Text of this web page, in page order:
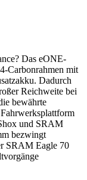
Das eONE-
Carbonrahmen mit
Dadurch
Reichweite bei
bewährte
und SRAM
bezwingt
SRAM Eagle 70